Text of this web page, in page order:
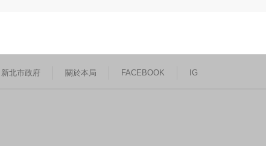
新北市政府 關於本局 FACEBOOK IG